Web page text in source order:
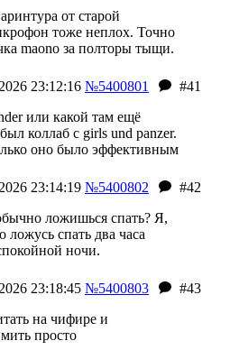
от старой
тоже неплох. Точно
maono за полторы тыщи.
23:12:16 №5400801
#41
или какой там ещё
коллаб с girls und panzer.
оно было эффективным
23:14:19 №5400802
#42
ложишься спать? Я,
спать два часа
ночи.
23:18:45 №5400803
#43
на чифире и
просто